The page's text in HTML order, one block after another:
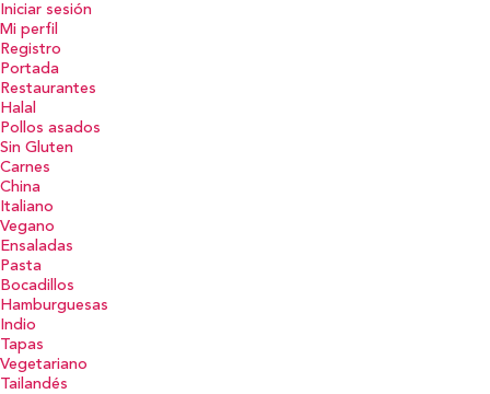
Iniciar sesión
Mi perfil
Registro
Portada
Restaurantes
Halal
Pollos asados
Sin Gluten
Carnes
China
Italiano
Vegano
Ensaladas
Pasta
Bocadillos
Hamburguesas
Indio
Tapas
Vegetariano
Tailandés